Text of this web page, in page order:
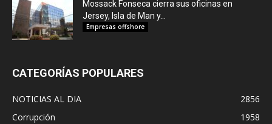
Mossack Fonseca cierra sus oficinas en
Jersey, Isla de Man y...
Empresas offshore
CATEGORÍAS POPULARES
NOTICIAS AL DIA
2856
Corrupción
1958